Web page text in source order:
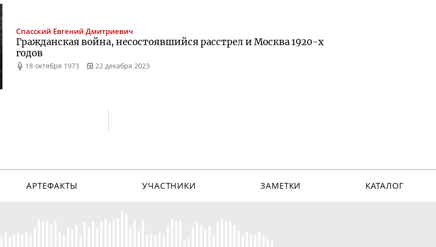
Спасский Евгений Дмитриевич
Гражданская война, несостоявшийся расстрел и Москва1920-х
годов
18 октября 1973 22 декабря 2023
АРТЕФАКТЫ УЧАСТНИКИ ЗАМЕТКИ КАТАЛОГ